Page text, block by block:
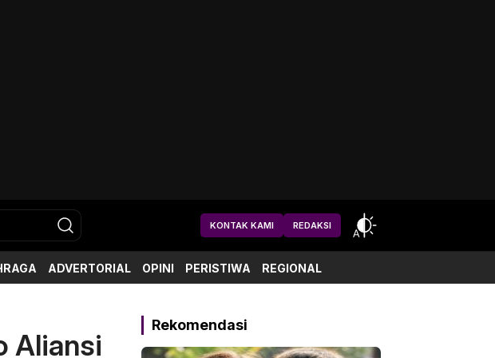
KONTAK KAMI REDAKSI
ADVERTORIAL OPINI PERISTIWA REGIONAL
Aliansi
Rekomendasi